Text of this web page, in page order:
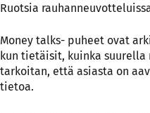
Ruotsia
Money talks- puheet ovat
kun tietäisit, kuinka
tarkoitan, että asiasta on
tietoa.